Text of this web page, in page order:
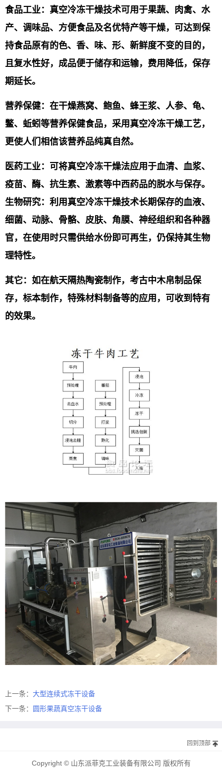
食品工业：真空冷冻干燥技术可用于果蔬、肉禽、水
产、调味品、方便食品及名优特产等干燥，可达到保
持食品原有的色、香、味、形、新鲜度不变的目的，
且复水性好，成品便于储存和运输，费用降低，保存
期延长。
营养保健：在干燥燕窝、鲍鱼、蜂王浆、人参、龟、
鳖、蚯蚓等营养保健食品，采用真空冷冻干燥工艺，
更使人们相信该营养品纯真自然。
医药工业：可将真空冷冻干燥法应用于血清、血浆、
疫苗、酶、抗生素、激素等中西药品的脱水与保存。
生物研究：利用真空冷冻干燥技术长期保存的血液、
细菌、动脉、骨骼、皮肤、角膜、神经组织和各种器
官，在使用时只需供给水份即可再生，仍保持其生物
理特性。
其它：如在航天隔热陶瓷制作，考古中木帛制品保
存，标本制作，特殊材料制备等的应用，可收到特有
的效果。
上一条： 大型连续式冻干设备
下一条： 圆形果蔬真空冻干设备
回到顶部
Copyright © 山东派菲克工业装备有限公司 版权所有